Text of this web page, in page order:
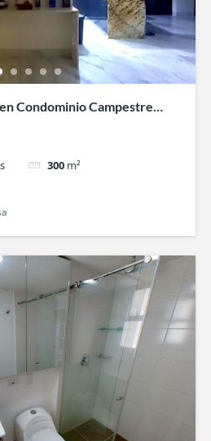
Condominio Campestre
300 m²